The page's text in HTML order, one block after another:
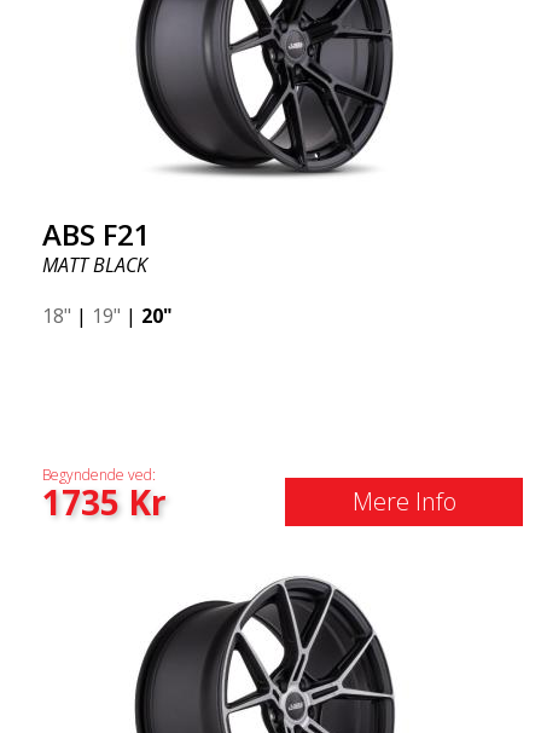
ABS F21
MATT BLACK
18" | 19" | 20"
Begyndende ved:
1735Kr Mere Info